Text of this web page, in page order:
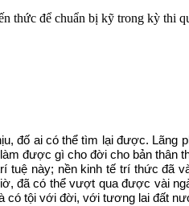
thức để chuẩn bị kỹ trong kỳ thi
đố ai có thể tìm lại được. Lãng
được gì cho đời cho bản thân
này; nền kinh tế trí thức đã
đã có thể vượt qua được vài
có tội với đời, với tương lai đất